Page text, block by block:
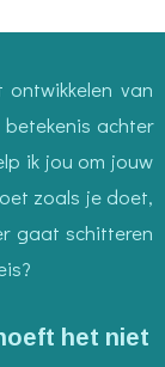
van
achter
ik jou om jouw
zoals je doet,
gaat schitteren
het niet